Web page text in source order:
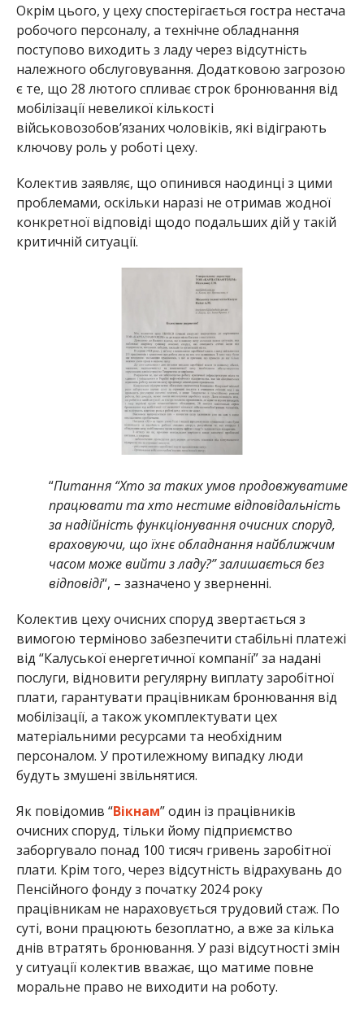
Окрім цього, у цеху спостерігається гостра нестача
робочого персоналу, а технічне обладнання
поступово виходить з ладу через відсутність
належного обслуговування. Додатковою загрозою
є те, що 28 лютого спливає строк бронювання від
мобілізації невеликої кількості
військовозобов’язаних чоловіків, які відіграють
ключову роль у роботі цеху.
Колектив заявляє, що опинився наодинці з цими
проблемами, оскільки наразі не отримав жодної
конкретної відповіді щодо подальших дій у такій
критичній ситуації.
“Питання “Хто за таких умов продовжуватиме
працювати та хто нестиме відповідальність
за надійність функціонування очисних споруд,
враховуючи, що їхнє обладнання найближчим
часом може вийти з ладу?” залишається без
відповіді“, – зазначено у зверненні.
Колектив цеху очисних споруд звертається з
вимогою терміново забезпечити стабільні платежі
від “Калуської енергетичної компанії” за надані
послуги, відновити регулярну виплату заробітної
плати, гарантувати працівникам бронювання від
мобілізації, а також укомплектувати цех
матеріальними ресурсами та необхідним
персоналом. У протилежному випадку люди
будуть змушені звільнятися.
Як повідомив “Вікнам” один із працівників
очисних споруд, тільки йому підприємство
заборгувало понад 100 тисяч гривень заробітної
плати. Крім того, через відсутність відрахувань до
Пенсійного фонду з початку 2024 року
працівникам не нараховується трудовий стаж. По
суті, вони працюють безоплатно, а вже за кілька
днів втратять бронювання. У разі відсутності змін
у ситуації колектив вважає, що матиме повне
моральне право не виходити на роботу.